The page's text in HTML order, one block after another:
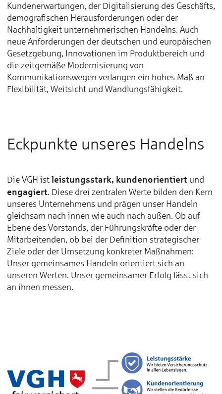
Kundenerwartungen, der Digitalisierung des Geschäfts,
demografischen Herausforderungen oder der
Nachhaltigkeit unternehmerischen Handelns. Auch
neue Anforderungen der deutschen und europäischen
Gesetzgebung, Innovationen im Produktbereich und
die zeitgemäße Modernisierung von
Kommunikationswegen verlangen ein hohes Maß an
Flexibilität, Weitsicht und Wandlungsfähigkeit.
Eckpunkte unseres Handelns
Die VGH istleistungsstark, kundenorientiert und
engagiert. Diese drei zentralen Werte bilden den Kern
unseres Unternehmens und prägen unser Handeln
gleichsam nach innen wie auch nach außen. Ob auf
Ebene des Vorstands, der Führungskräfte oder der
Mitarbeitenden, ob bei der Definition strategischer
Ziele oder der Umsetzung konkreter Maßnahmen:
Unser gemeinsames Handeln orientiert sich an
unseren Werten. Unser gemeinsamer Erfolg lässt sich
an ihnen messen.